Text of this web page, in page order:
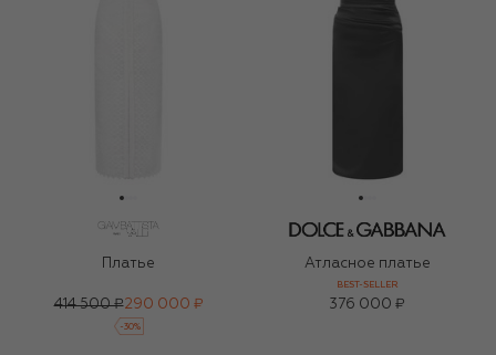
Платье
414 500 ₽290 000 ₽
-30%
Атласное платье
BEST-SELLER
376 000 ₽